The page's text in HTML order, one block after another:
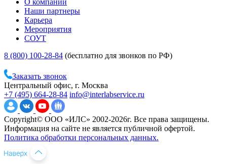
Наши партнеры
Карьера
Мероприятия
СОУТ
8 (800) 100-28-84 (бесплатно для звонков по РФ)
Заказать звонок
Центральный офис, г. Москва
+7 (495) 664-28-84 info@interlabservice.ru
Copyright© ООО «ИЛС» 2002-2026г. Все права защищены.
Информация на сайте не является публичной офертой.
Политика обработки персональных данных.